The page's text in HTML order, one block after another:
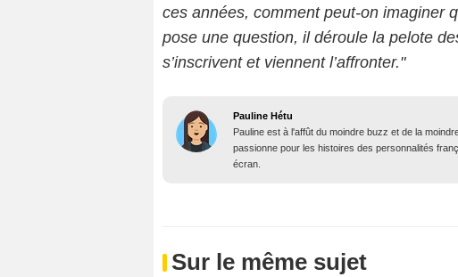
ces années, comment peut-on imaginer
pose une question, il déroule la pelote
s’inscrivent et viennent l’affronter."
Pauline Hétu
Pauline est à l'affût du moindre buzz et de la
passionne pour les histoires des personnalités
écran.
Sur le même sujet